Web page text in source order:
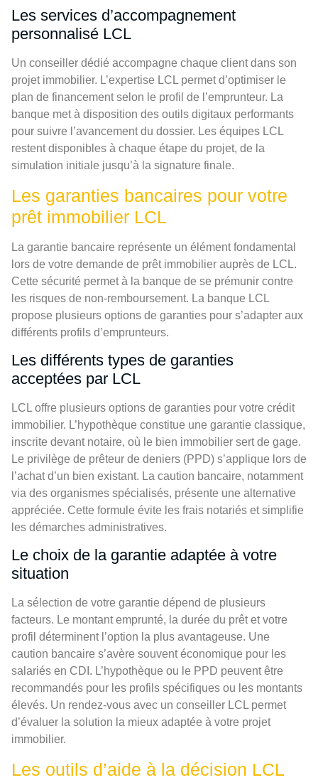
Les services d’accompagnement
personnalisé LCL
Un conseiller dédié accompagne chaque client dans son
projet immobilier. L’expertise LCL permet d’optimiser le
plan de financement selon le profil de l’emprunteur. La
banque met à disposition des outils digitaux performants
pour suivre l’avancement du dossier. Les équipes LCL
restent disponibles à chaque étape du projet, de la
simulation initiale jusqu’à la signature finale.
Les garanties bancaires pour votre
prêt immobilier LCL
La garantie bancaire représente un élément fondamental
lors de votre demande de prêt immobilier auprès de LCL.
Cette sécurité permet à la banque de se prémunir contre
les risques de non-remboursement. La banque LCL
propose plusieurs options de garanties pour s’adapter aux
différents profils d’emprunteurs.
Les différents types de garanties
acceptées par LCL
LCL offre plusieurs options de garanties pour votre crédit
immobilier. L’hypothèque constitue une garantie classique,
inscrite devant notaire, où le bien immobilier sert de gage.
Le privilège de prêteur de deniers (PPD) s’applique lors de
l’achat d’un bien existant. La caution bancaire, notamment
via des organismes spécialisés, présente une alternative
appréciée. Cette formule évite les frais notariés et simplifie
les démarches administratives.
Le choix de la garantie adaptée à votre
situation
La sélection de votre garantie dépend de plusieurs
facteurs. Le montant emprunté, la durée du prêt et votre
profil déterminent l’option la plus avantageuse. Une
caution bancaire s’avère souvent économique pour les
salariés en CDI. L’hypothèque ou le PPD peuvent être
recommandés pour les profils spécifiques ou les montants
élevés. Un rendez-vous avec un conseiller LCL permet
d’évaluer la solution la mieux adaptée à votre projet
immobilier.
Les outils d’aide à la décision LCL